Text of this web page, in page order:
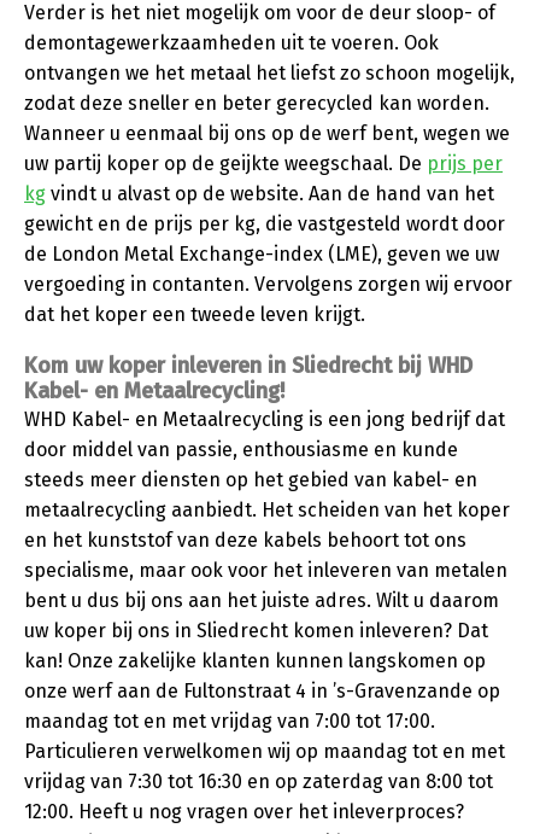
Verder is het niet mogelijk om voor de deur sloop- of
demontagewerkzaamheden uit te voeren. Ook
ontvangen we het metaal het liefst zo schoon mogelijk,
zodat deze sneller en beter gerecycled kan worden.
Wanneer u eenmaal bij ons op de werf bent, wegen we
uw partij koper op de geijkte weegschaal. De prijs per
kg vindt u alvast op de website. Aan de hand van het
gewicht en de prijs per kg, die vastgesteld wordt door
de London Metal Exchange-index (LME), geven we uw
vergoeding in contanten. Vervolgens zorgen wij ervoor
dat het koper een tweede leven krijgt.
Kom uw koper inleveren in Sliedrecht bij WHD
Kabel- en Metaalrecycling!
WHD Kabel- en Metaalrecycling is een jong bedrijf dat
door middel van passie, enthousiasme en kunde
steeds meer diensten op het gebied van kabel- en
metaalrecycling aanbiedt. Het scheiden van het koper
en het kunststof van deze kabels behoort tot ons
specialisme, maar ook voor het inleveren van metalen
bent u dus bij ons aan het juiste adres. Wilt u daarom
uw koper bij ons in Sliedrecht komen inleveren? Dat
kan! Onze zakelijke klanten kunnen langskomen op
onze werf aan de Fultonstraat 4 in ’s-Gravenzande op
maandag tot en met vrijdag van 7:00 tot 17:00.
Particulieren verwelkomen wij op maandag tot en met
vrijdag van 7:30 tot 16:30 en op zaterdag van 8:00 tot
12:00. Heeft u nog vragen over het inleverproces?